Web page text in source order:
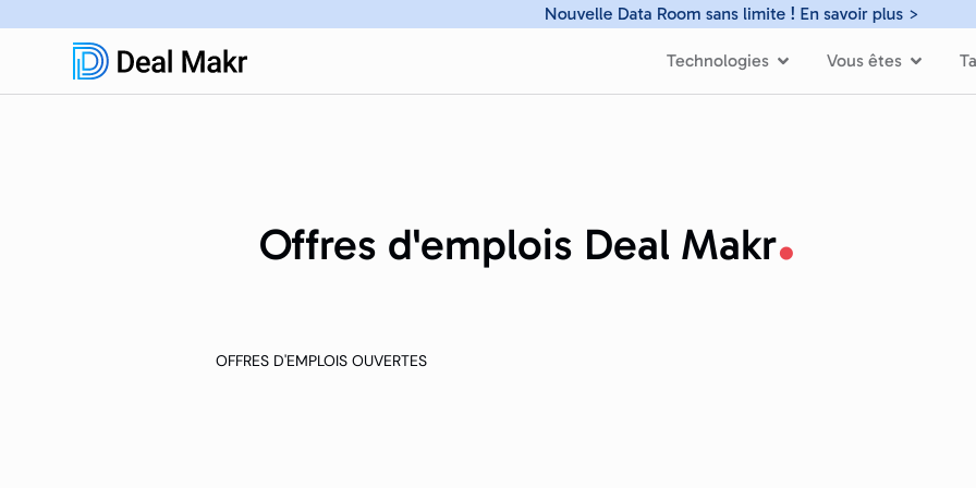
Technologies Vous êtes
Offres d'emplois Deal Makr
OFFRES D'EMPLOIS OUVERTES